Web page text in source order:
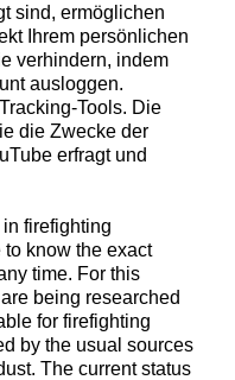
sind, ermöglichen
Ihrem persönlichen
verhindern, indem
ausloggen.
Tools. Die
die Zwecke der
erfragt und
firefighting
know the exact
time. For this
being researched
for firefighting
by the usual sources
The current status